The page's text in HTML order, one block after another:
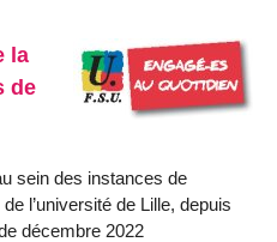
la
de
sein des instances de
l’université de Lille, depuis
décembre 2022